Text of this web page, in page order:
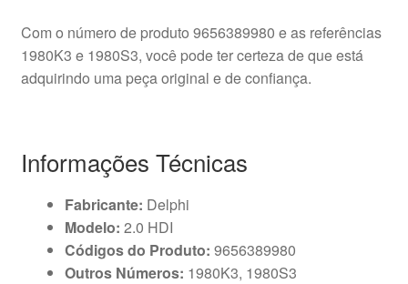
Com o número de produto 9656389980 e as referências
1980K3 e 1980S3, você pode ter certeza de que está
adquirindo uma peça original e de confiança.
Informações Técnicas
Fabricante: Delphi
Modelo: 2.0 HDI
Códigos do Produto: 9656389980
Outros Números: 1980K3, 1980S3